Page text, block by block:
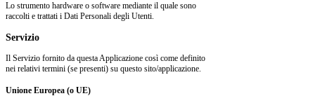
Lo strumento hardware o software mediante il quale sono
raccolti e trattati i Dati Personali degli Utenti.
Servizio
Il Servizio fornito da questa Applicazione così come definito
nei relativi termini (se presenti) su questo sito/applicazione.
Unione Europea (o UE)